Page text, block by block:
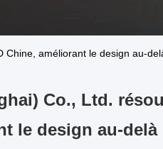
améliorant le design au-
Co., Ltd.
le design au-